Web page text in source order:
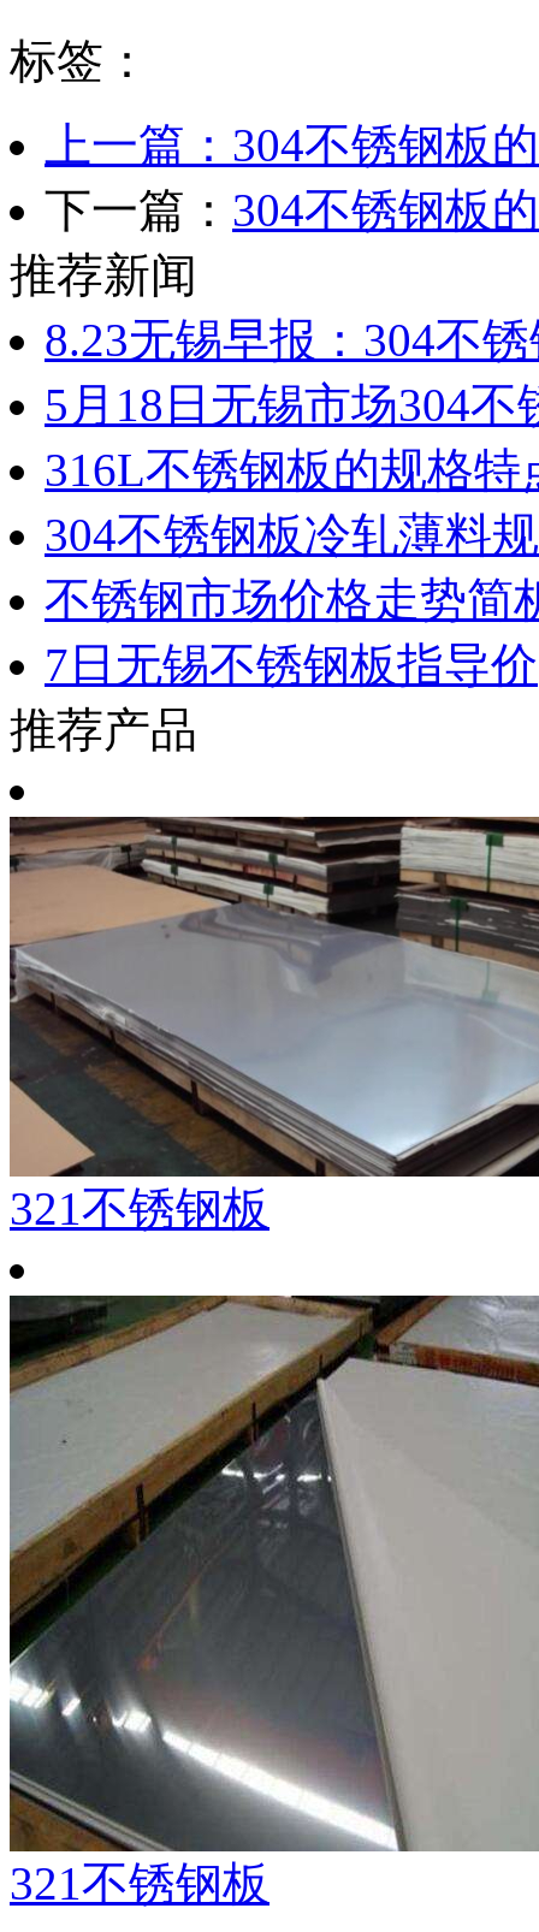
标签：
上一篇：304不锈钢板
下一篇： 304不锈钢板
推荐新闻
8.23无锡早报：304不
5月18日无锡市场304
316L不锈钢板的规格特
304不锈钢板冷轧薄料
不锈钢市场价格走势简
7日无锡不锈钢板指导价
推荐产品
321不锈钢板
321不锈钢板